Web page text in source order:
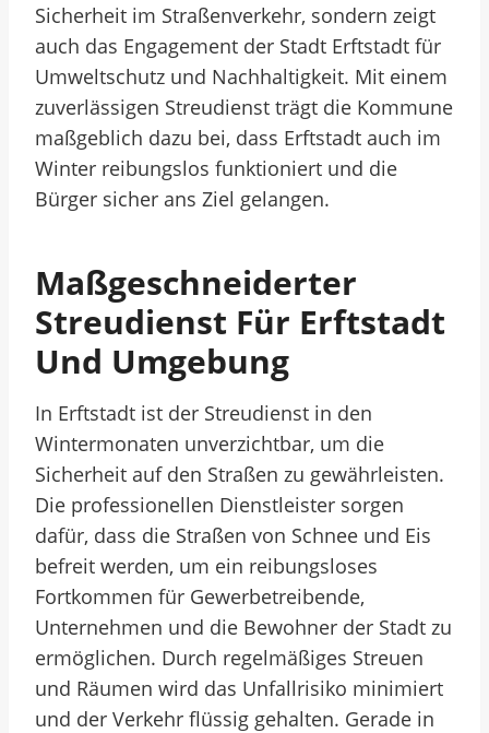
Sicherheit im Straßenverkehr, sondern zeigt
auch das Engagement der Stadt Erftstadt für
Umweltschutz und Nachhaltigkeit. Mit einem
zuverlässigen Streudienst trägt die Kommune
maßgeblich dazu bei, dass Erftstadt auch im
Winter reibungslos funktioniert und die
Bürger sicher ans Ziel gelangen.
Maßgeschneiderter
Streudienst Für Erftstadt
Und Umgebung
In Erftstadt ist der Streudienst in den
Wintermonaten unverzichtbar, um die
Sicherheit auf den Straßen zu gewährleisten.
Die professionellen Dienstleister sorgen
dafür, dass die Straßen von Schnee und Eis
befreit werden, um ein reibungsloses
Fortkommen für Gewerbetreibende,
Unternehmen und die Bewohner der Stadt zu
ermöglichen. Durch regelmäßiges Streuen
und Räumen wird das Unfallrisiko minimiert
und der Verkehr flüssig gehalten. Gerade in